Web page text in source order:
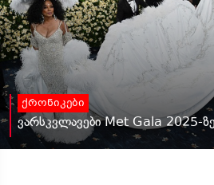
ქრონიკები
ვარსკვლავები Met Gala 2025-